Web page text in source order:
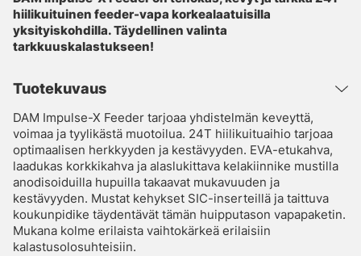
hiilikuituinen feeder-vapa korkealaatuisilla
yksityiskohdilla. Täydellinen valinta
tarkkuuskalastukseen!
Tuotekuvaus
DAM Impulse-X Feeder tarjoaa yhdistelmän keveyttä,
voimaa ja tyylikästä muotoilua. 24T hiilikuituaihio tarjoaa
optimaalisen herkkyyden ja kestävyyden. EVA-etukahva,
laadukas korkkikahva ja alaslukittava kelakiinnike mustilla
anodisoiduilla hupuilla takaavat mukavuuden ja
kestävyyden. Mustat kehykset SIC-inserteillä ja taittuva
koukunpidike täydentävät tämän huipputason vapapaketin.
Mukana kolme erilaista vaihtokärkeä erilaisiin
kalastusolosuhteisiin.